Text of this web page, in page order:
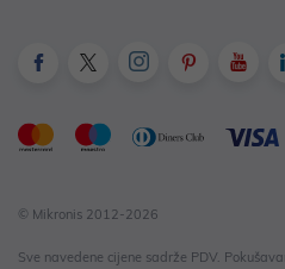
© Mikronis 2012-2026
Sve navedene cijene sadrže PDV.